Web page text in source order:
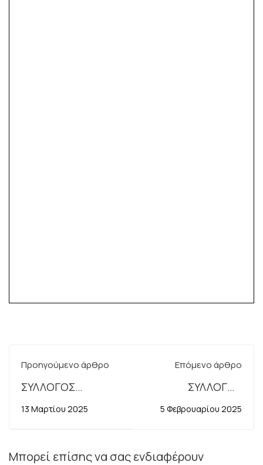
Προηγούμενο άρθρο
ΣΥΛΛΟΓΟΣ
ΕΡΓΑΖΟΜΕΝΩΝ
Κυκλάδων |
13 Μαρτίου 2025
Επόμενο άρθρο
ΣΥΛΛΟΓΟΣ
ΕΦΟΡΙΑΚΩΝ Ν.
ΧΑΛΚΙΔΙΚΗΣ
5 Φεβρουαρίου 2025
Μπορεί επίσης να σας ενδιαφέρουν